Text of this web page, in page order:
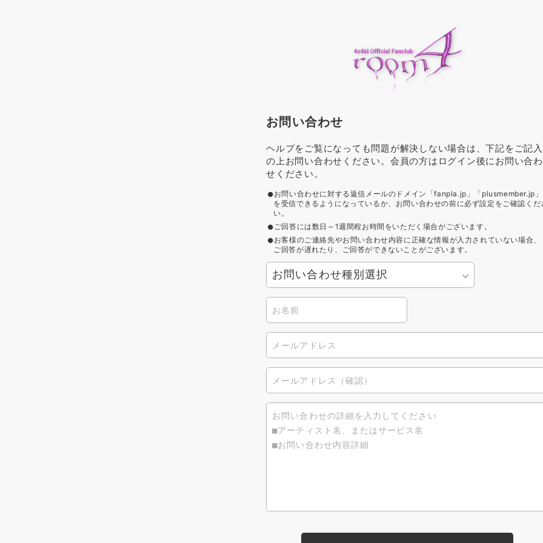
お問い合わせ
ヘルプをご覧になっても問題が解決しない場合は、下記をご記入
の上お問い合わせください。会員の方はログイン後にお問い合わ
せください。
お問い合わせに対する返信メールのドメイン「fanpla.jp」「plusmember.jp」
を受信できるようになっているか、お問い合わせの前に必ず設定をご確認くだ
い。
ご回答には数日～1週間程お時間をいただく場合がございます。
お客様のご連絡先やお問い合わせ内容に正確な情報が入力されていない場合、
ご回答が遅れたり、ご回答ができないことがございます。